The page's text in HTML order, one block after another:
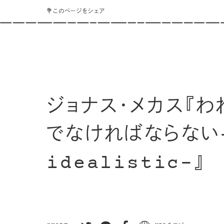
💐このページをシェア
ジョナス・メカス『
でなければならな
idealistic-』